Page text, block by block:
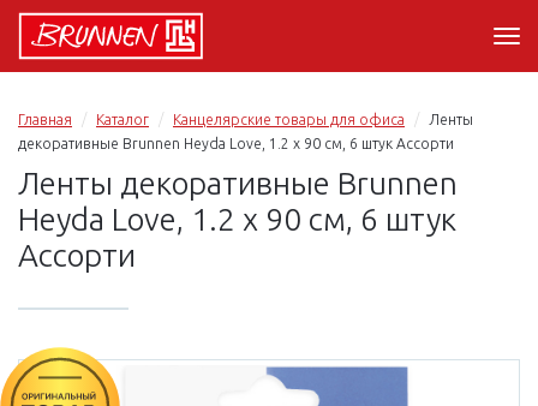
Главная Каталог Канцелярские товары для офиса
Ленты
декоративные Brunnen Heyda Love, 1.2 х 90 см, 6 штук Ассорти
Ленты декоративные Brunnen
Heyda Love, 1.2 х 90 см, 6 штук
Ассорти